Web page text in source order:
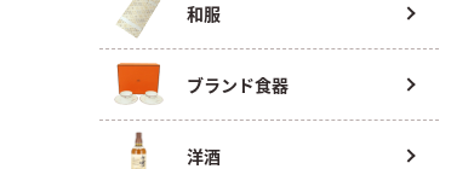
和服
ブランド食器
洋酒